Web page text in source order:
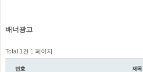
배너광고
Total 1건 1 페이지
번호 제목